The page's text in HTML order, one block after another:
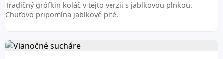
Tradičný grófkin koláč v tejto verzii s jablkovou plnkou.
Chuťovo pripomína jablkové pité.